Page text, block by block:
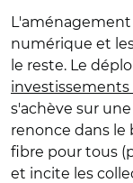
numérique et
le reste. Le
investissements
s'achève sur
renonce dans le
fibre pour tous
et incite les